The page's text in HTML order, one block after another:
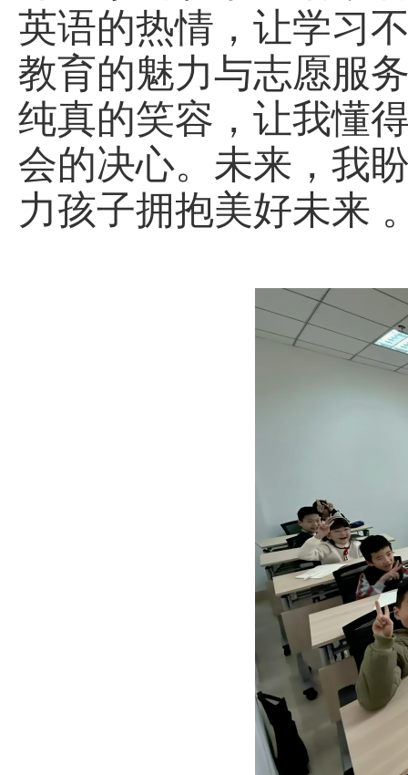
英语的热情，让学习
教育的魅力与志愿服
纯真的笑容，让我懂
会的决心。未来，我
力孩子拥抱美好未来